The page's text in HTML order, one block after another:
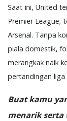
Saat ini, United
Premier League,
Arsenal. Tanpa
piala domestik,
merangkak naik
pertandingan liga
Buat kamu
menarik